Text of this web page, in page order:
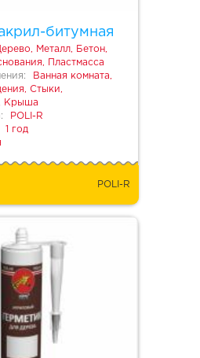
битумная
Металл, Бетон,
Пластмасса
Ванная комната,
Стыки,
Крыша
POLI-R
1 год
POLI-R